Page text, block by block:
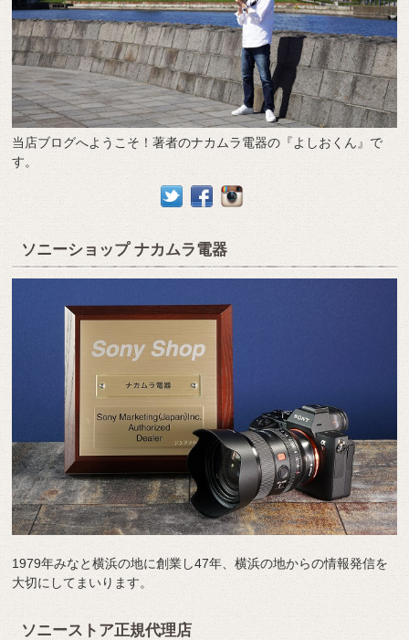
当店ブログへようこそ！著者のナカムラ電器の『よしおくん』で
す。
ソニーショップ ナカムラ電器
1979年みなと横浜の地に創業し47年、横浜の地からの情報発信を
大切にしてまいります。
ソニーストア正規代理店